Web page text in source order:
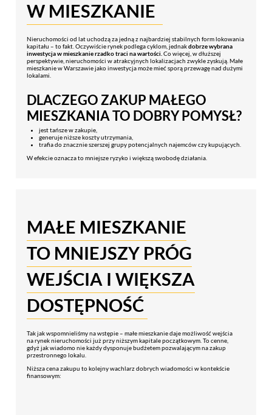
W MIESZKANIE
Nieruchomości od lat uchodzą za jedną z najbardziej stabilnych form lokowania
kapitału – to fakt. Oczywiście rynek podlega cyklom, jednakdobrze wybrana
inwestycja w mieszkanie rzadko traci na wartości. Co więcej, w dłuższej
perspektywie, nieruchomości w atrakcyjnych lokalizacjach zwykle zyskują. Małe
mieszkanie w Warszawie jako inwestycja może mieć sporą przewagę nad dużymi
lokalami.
DLACZEGO ZAKUP MAŁEGO
MIESZKANIA TO DOBRY POMYSŁ?
jest tańsze w zakupie,
generuje niższe koszty utrzymania,
trafia do znacznie szerszej grupy potencjalnych najemców czy kupujących.
W efekcie oznacza to mniejsze ryzyko i większą swobodę działania.
MAŁE MIESZKANIE
TO MNIEJSZY PRÓG
WEJŚCIA I WIĘKSZA
DOSTĘPNOŚĆ
Tak jak wspomnieliśmy na wstępie – małe mieszkanie daje możliwość wejścia
na rynek nieruchomości już przy niższym kapitale początkowym. To cenne,
gdyż jak wiadomo nie każdy dysponuje budżetem pozwalającym na zakup
przestronnego lokalu.
Niższa cena zakupu to kolejny wachlarz dobrych wiadomości w kontekście
finansowym: